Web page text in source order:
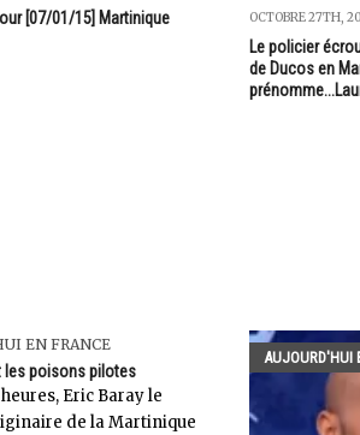
[07/01/15] Martinique OCTOBRE 27TH,
Le policier
de Ducos en
EN FRANCE
les poisons pilotes
Eric Baray le
de la Martinique
AUJOURD'HUI